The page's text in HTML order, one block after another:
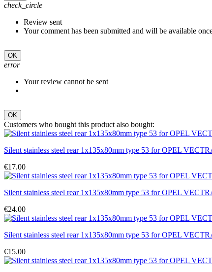
check_circle
Review sent
Your comment has been submitted and will be available
OK
error
Your review cannot be sent
OK
Customers who bought this product also bought:
Silent stainless steel rear 1x135x80mm type 53 for OPEL
€17.00
Silent stainless steel rear 1x135x80mm type 53 for OPEL
€24.00
Silent stainless steel rear 1x135x80mm type 53 for OPEL
€15.00